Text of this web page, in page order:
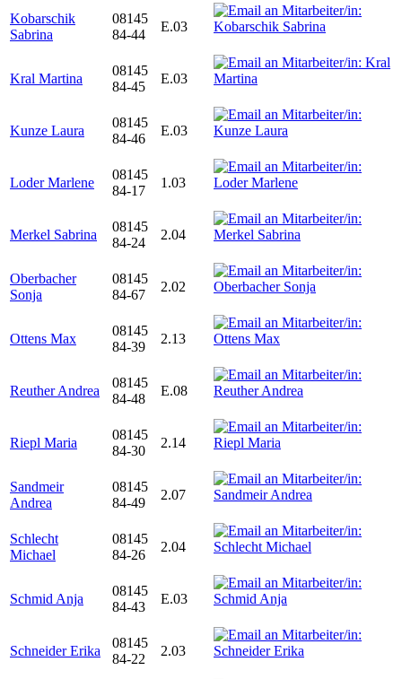
Kobarschik
Sabrina
08145
84-44
E.03
Kral Martina
08145
84-45
E.03
Kunze Laura
08145
84-46
E.03
Loder Marlene
08145
84-17
1.03
Merkel Sabrina
08145
84-24
2.04
Oberbacher
Sonja
08145
84-67
2.02
Ottens Max
08145
84-39
2.13
Reuther Andrea
08145
84-48
E.08
Riepl Maria
08145
84-30
2.14
Sandmeir
Andrea
08145
84-49
2.07
Schlecht
Michael
08145
84-26
2.04
Schmid Anja
08145
84-43
E.03
Schneider Erika
08145
84-22
2.03